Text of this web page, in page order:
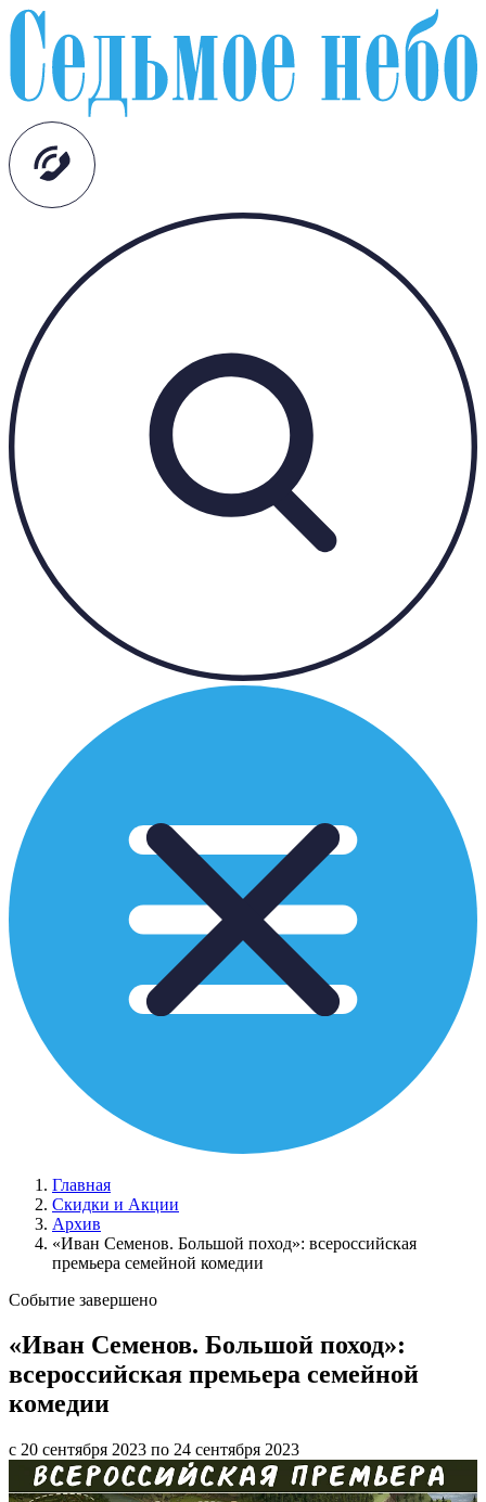
Главная
Скидки и Акции
Архив
«Иван Семенов. Большой поход»: всероссийская
премьера семейной комедии
Событие завершено
«Иван Семенов. Большой поход»:
всероссийская премьера семейной
комедии
с 20 сентября 2023 по 24 сентября 2023